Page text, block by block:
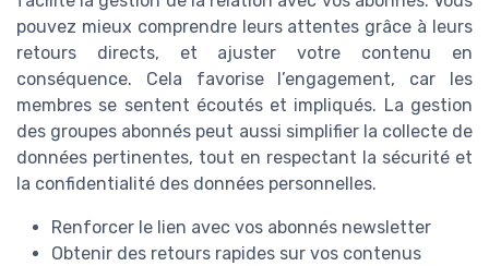
pouvez mieux comprendre leurs attentes grâce à leurs
retours directs, et ajuster votre contenu en
conséquence. Cela favorise l’engagement, car les
membres se sentent écoutés et impliqués. La gestion
des groupes abonnés peut aussi simplifier la collecte de
données pertinentes, tout en respectant la sécurité et
la confidentialité des données personnelles.
Renforcer le lien avec vos abonnés newsletter
Obtenir des retours rapides sur vos contenus